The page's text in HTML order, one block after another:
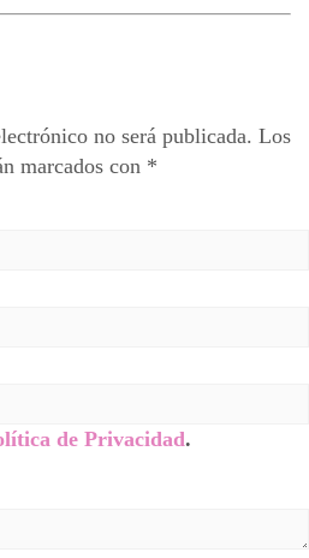
no será publicada. Los
marcados con *
de Privacidad.